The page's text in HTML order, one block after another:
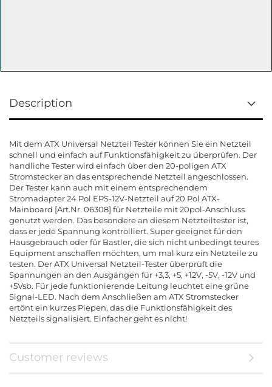
Description
Mit dem ATX Universal Netzteil Tester können Sie ein Netzteil
schnell und einfach auf Funktionsfähigkeit zu überprüfen. Der
handliche Tester wird einfach über den 20-poligen ATX
Stromstecker an das entsprechende Netzteil angeschlossen.
Der Tester kann auch mit einem entsprechendem
Stromadapter 24 Pol EPS-12V-Netzteil auf 20 Pol ATX-
Mainboard [Art.Nr. 06308] für Netzteile mit 20pol-Anschluss
genutzt werden. Das besondere an diesem Netzteiltester ist,
dass er jede Spannung kontrolliert. Super geeignet für den
Hausgebrauch oder für Bastler, die sich nicht unbedingt teures
Equipment anschaffen möchten, um mal kurz ein Netzteile zu
testen. Der ATX Universal Netzteil-Tester überprüft die
Spannungen an den Ausgängen für +3,3, +5, +12V, -5V, -12V und
+5Vsb. Für jede funktionierende Leitung leuchtet eine grüne
Signal-LED. Nach dem Anschließen am ATX Stromstecker
ertönt ein kurzes Piepen, das die Funktionsfähigkeit des
Netzteils signalisiert. Einfacher geht es nicht!
Customer reviews